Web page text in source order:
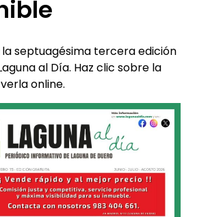
septuagésima tercera edición
al Día. Haz clic sobre la
online.